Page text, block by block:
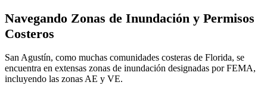
Navegando Zonas de Inundación y Permisos
Costeros
San Agustín, como muchas comunidades costeras de Florida, se
encuentra en extensas zonas de inundación designadas por FEMA,
incluyendo las zonas AE y VE.